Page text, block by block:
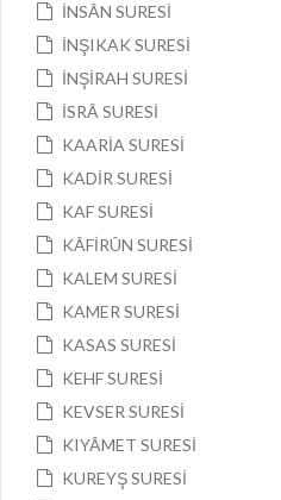
İNSÂN SURESİ
İNŞIKAK SURESİ
İNŞİRAH SURESİ
İSRÂ SURESİ
KAARİA SURESİ
KADİR SURESİ
KAF SURESİ
KÂFİRÛN SURESİ
KALEM SURESİ
KAMER SURESİ
KASAS SURESİ
KEHF SURESİ
KEVSER SURESİ
KIYÂMET SURESİ
KUREYŞ SURESİ